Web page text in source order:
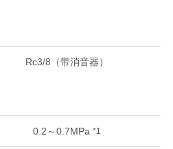
Rc3/8（带消音器）
0.2～0.7MPa *1